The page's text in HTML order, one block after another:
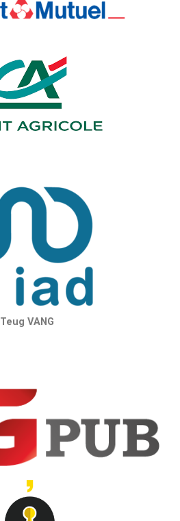
Teug VANG